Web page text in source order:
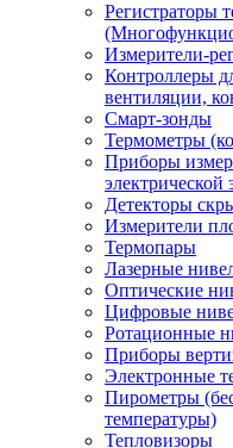
Регистраторы
Измерители-
Контроллеры
вентиляции,
Смарт-зонды
Термометры
Приборы
Детекторы
Измерители
Термопары
Лазерные
Оптические
Цифровые
Ротационные
Приборы
Электронные
Пирометры
температуры)
Тепловизоры